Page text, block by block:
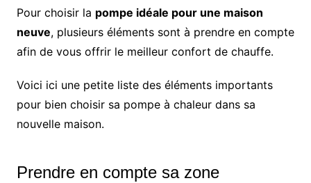
Pour choisir la pompe idéale pour une maison
neuve, plusieurs éléments sont à prendre en compte
afin de vous offrir le meilleur confort de chauffe.
Voici ici une petite liste des éléments importants
pour bien choisir sa pompe à chaleur dans sa
nouvelle maison.
Prendre en compte sa zone